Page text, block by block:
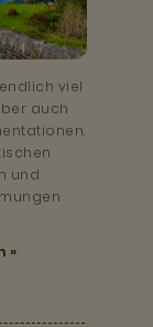
viel
auch
und
»